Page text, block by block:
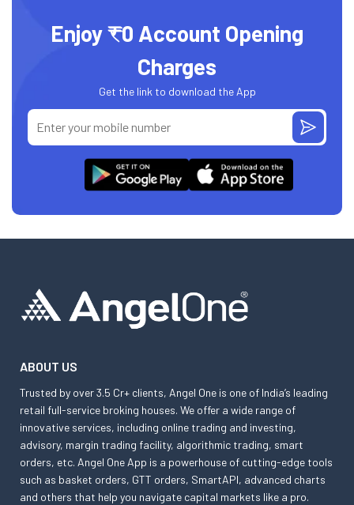
Enjoy ₹0 Account Opening
Charges
Get the link to download the App
ABOUT US
Trusted by over 3.5 Cr+ clients, Angel One is one of India’s leading
retail full-service broking houses. We offer a wide range of
innovative services, including online trading and investing,
advisory, margin trading facility, algorithmic trading, smart
orders, etc. Angel One App is a powerhouse of cutting-edge tools
such as basket orders, GTT orders, SmartAPI, advanced charts
and others that help you navigate capital markets like a pro.